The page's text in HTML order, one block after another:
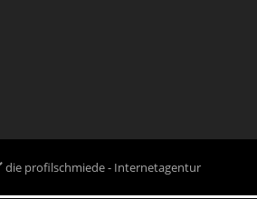
die profilschmiede - Internetagentur